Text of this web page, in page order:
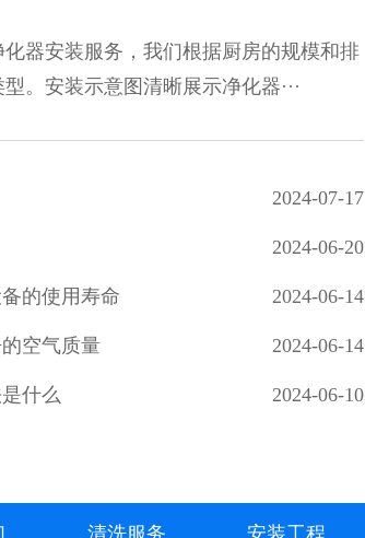
器安装服务，我们根据厨房的规模和排
。安装示意图清晰展示净化器···
2024-07-17
2024-06-20
的使用寿命 2024-06-14
空气质量 2024-06-14
什么 2024-06-10
清洗服务 安装工程